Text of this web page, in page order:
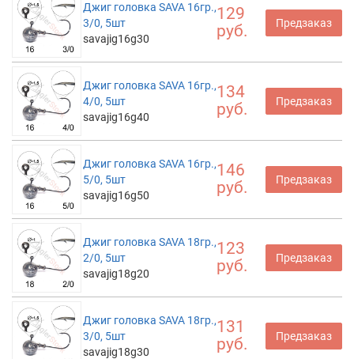
Джиг головка SAVA 16гр.,
3/0, 5шт
savajig16g30
129
руб.
Предзаказ
Джиг головка SAVA 16гр.,
4/0, 5шт
savajig16g40
134
руб.
Предзаказ
Джиг головка SAVA 16гр.,
5/0, 5шт
savajig16g50
146
руб.
Предзаказ
Джиг головка SAVA 18гр.,
2/0, 5шт
savajig18g20
123
руб.
Предзаказ
Джиг головка SAVA 18гр.,
3/0, 5шт
savajig18g30
131
руб.
Предзаказ